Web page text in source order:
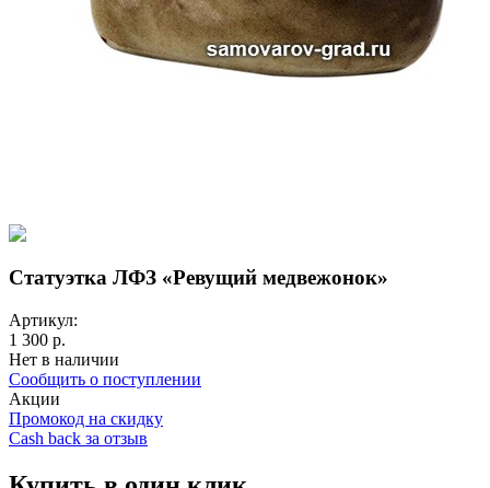
Статуэтка ЛФЗ «Ревущий медвежонок»
Артикул:
1 300 р.
Нет в наличии
Сообщить о поступлении
Акции
Промокод на скидку
Cash back за отзыв